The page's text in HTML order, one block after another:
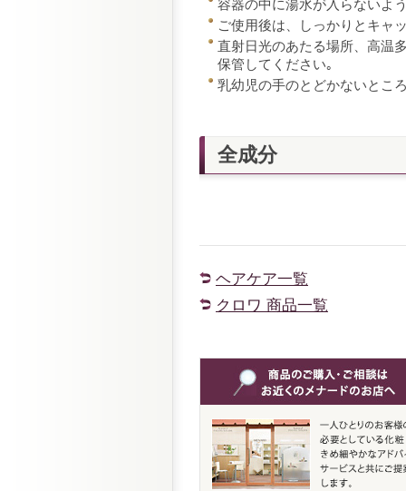
容器の中に湯水が入らないよ
ご使用後は、しっかりとキャ
直射日光のあたる場所、高温
保管してください｡
乳幼児の手のとどかないとこ
全成分
ヘアケア一覧
クロワ 商品一覧